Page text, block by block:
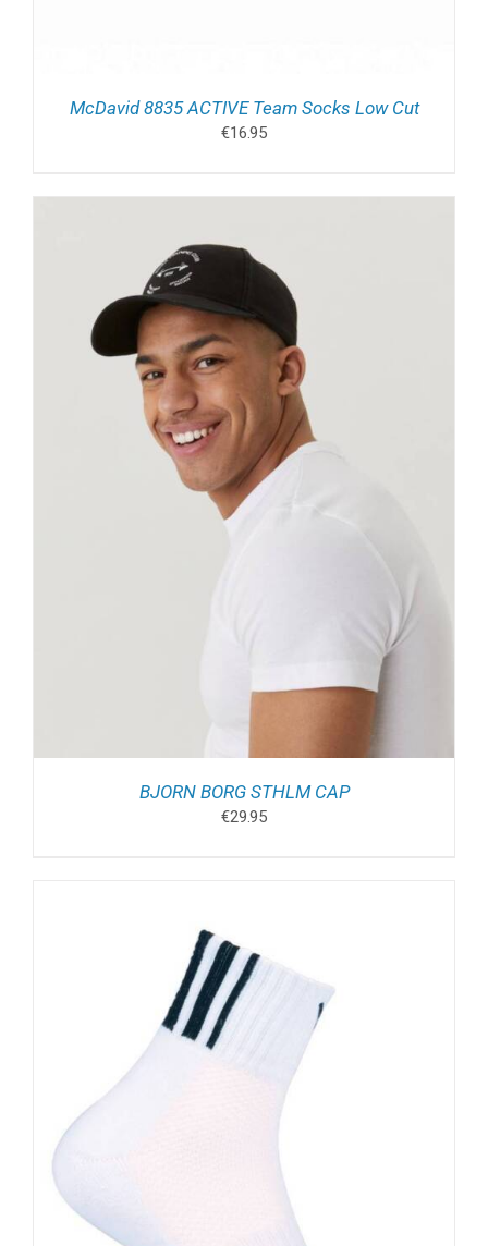
McDavid 8835 ACTIVE Team Socks Low Cut
€16.95
BJORN BORG STHLM CAP
€29.95